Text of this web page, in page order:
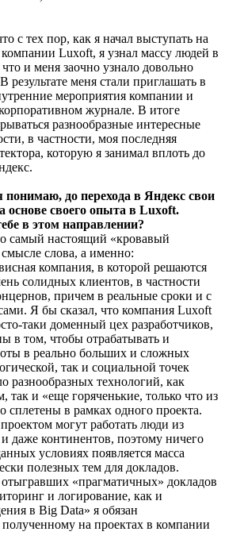
с тех пор, как я начал выступать на
Luxoft, я узнал массу людей в
и меня заочно узнало довольно
меня стали приглашать в
мероприятия компании и
журнале. В итоге
разнообразные интересные
в частности, моя последняя
которую я занимал вплоть до
до перехода в Яндекс свои
основе своего опыта в Luxoft.
в этом направлении?
самый настоящий «кровавый
слова, а именно:
компания, в которой решаются
солидных клиентов, в частности
причем в реальные сроки и с
Я бы сказал, что компания Luxoft
таки доменный цех разработчиков,
в том, чтобы отрабатывать и
в реально больших и сложных
так и социальной точек
разнообразных технологий, как
так и «еще горяченькие, только что из
сплетены в рамках одного проекта.
могут работать люди из
даже континентов, поэтому ничего
условиях появляется масса
полезных тем для докладов.
«прагматичных» докладов
и логирование, как и
в Big Data» я обязан
на проектах в компании